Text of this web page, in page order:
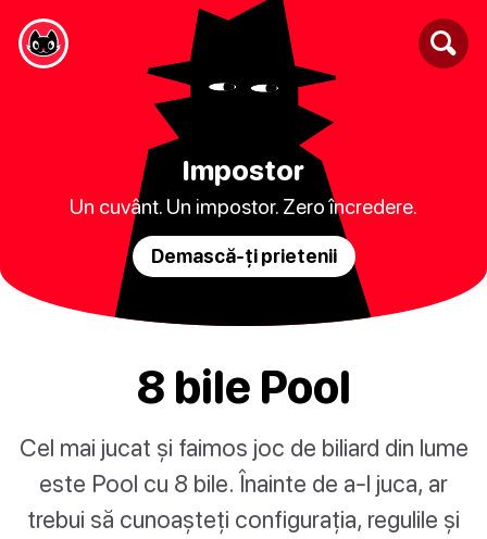
Impostor
Un cuvânt. Un impostor. Zero încredere.
Demască-ți prietenii
8 bile Pool
Cel mai jucat și faimos joc de biliard din lume
este Pool cu 8 bile. Înainte de a-l juca, ar
trebui să cunoașteți configurația, regulile și